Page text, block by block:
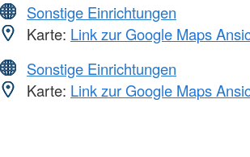
Sonstige Einrichtungen
Karte: Link zur Google Maps
Sonstige Einrichtungen
Karte: Link zur Google Maps